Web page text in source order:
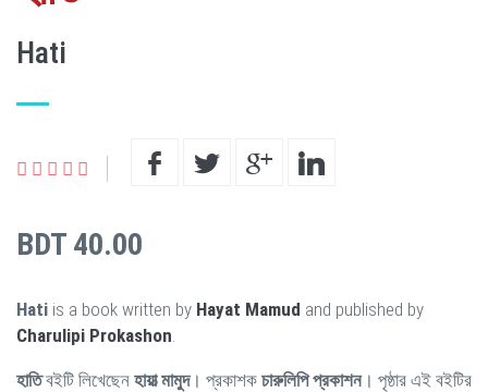
Hati
BDT 40.00
Hati is a book written by Hayat Mamud and published by
Charulipi Prokashon
হাতিবইটি লিখেছেন হায়াত্‍ মামুদ। প্রকাশক চারুলিপি প্রকাশন। পৃষ্ঠার এই বইটির